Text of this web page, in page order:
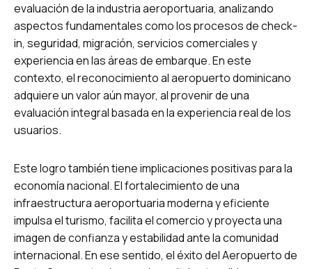
evaluación de la industria aeroportuaria, analizando
aspectos fundamentales como los procesos de check-
in, seguridad, migración, servicios comerciales y
experiencia en las áreas de embarque. En este
contexto, el reconocimiento al aeropuerto dominicano
adquiere un valor aún mayor, al provenir de una
evaluación integral basada en la experiencia real de los
usuarios.
Este logro también tiene implicaciones positivas para la
economía nacional. El fortalecimiento de una
infraestructura aeroportuaria moderna y eficiente
impulsa el turismo, facilita el comercio y proyecta una
imagen de confianza y estabilidad ante la comunidad
internacional. En ese sentido, el éxito del Aeropuerto de